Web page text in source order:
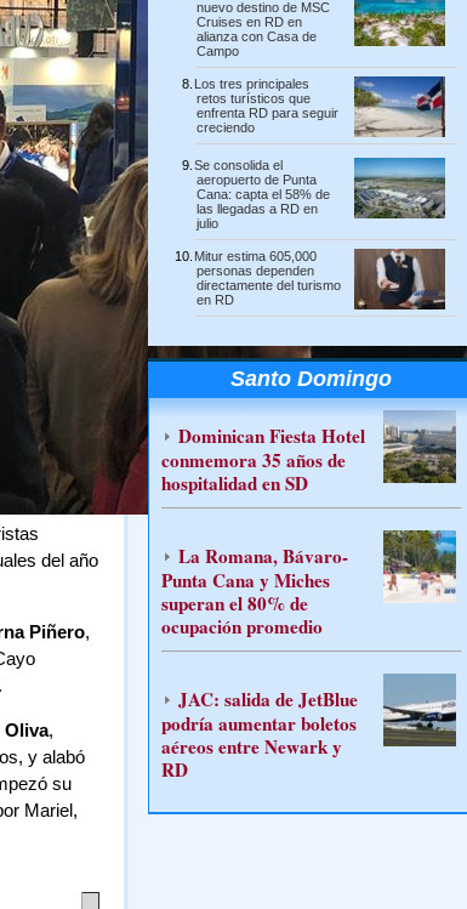
del año
Piñero,
Oliva,
y alabó
su
Mariel,
nuevo destino de MSC
Cruises en RD en
alianza con Casa de
Campo
Los tres principales
retos turísticos que
enfrenta RD para seguir
creciendo
Se consolida el
aeropuerto de Punta
Cana: capta el 58% de
las llegadas a RD en
julio
Mitur estima 605,000
personas dependen
directamente del turismo
en RD
Santo Domingo
Dominican Fiesta Hotel
conmemora 35 años de
hospitalidad en SD
La Romana, Bávaro-
Punta Cana y Miches
superan el 80% de
ocupación promedio
JAC: salida de JetBlue
podría aumentar boletos
aéreos entre Newark y
RD